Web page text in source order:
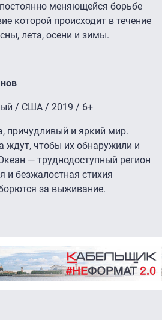
меняющейся борьбе
которой происходит в течение
лета, осени и зимы.
/ США / 2019 / 6+
причудливый и яркий мир.
ждут, чтобы их обнаружили и
— труднодоступный регион
и безжалостная стихия
за выживание.